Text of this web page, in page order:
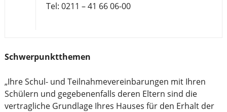
Tel: 0211 – 41 66 06-00
Schwerpunktthemen
„Ihre Schul- und Teilnahmevereinbarungen mit Ihren
Schülern und gegebenenfalls deren Eltern sind die
vertragliche Grundlage Ihres Hauses für den Erhalt der